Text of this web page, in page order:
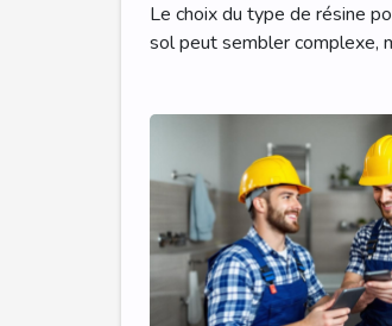
Le choix du type de résine
sol peut sembler complexe,